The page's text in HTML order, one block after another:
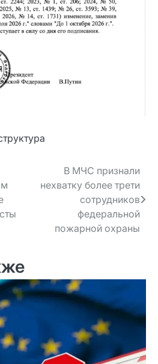
В МЧС признали
нехватку более трети
сотрудников
федеральной
пожарной охраны